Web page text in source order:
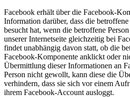
Facebook erhält über die Facebook-
Information darüber, dass die
besucht hat, wenn die betroffene
unserer Internetseite gleichzeitig bei
findet unabhängig davon statt, ob die
Facebook-Komponente anklickt oder
Übermittlung dieser Informationen an
Person nicht gewollt, kann diese die
verhindern, dass sie sich vor einem
ihrem Facebook-Account ausloggt.